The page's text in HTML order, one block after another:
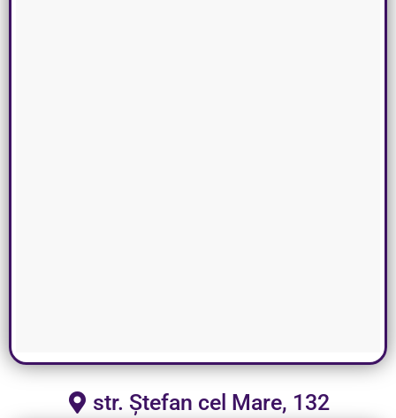
str. Ștefan cel Mare, 132